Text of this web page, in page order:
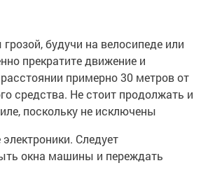
будучи на велосипеде или
прекратите движение и
примерно 30 метров от
средства. Не стоит продолжать и
поскольку не исключены
Следует
окна машины и переждать